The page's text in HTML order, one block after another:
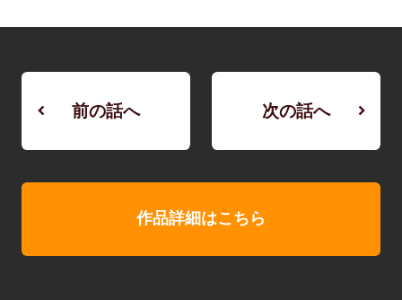
前の話へ 次の話へ
作品詳細はこちら